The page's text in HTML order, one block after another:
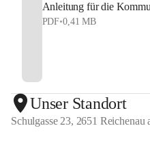
Anleitung für die
PDF•0,41 MB
Unser Standort
Schulgasse 23, 2651